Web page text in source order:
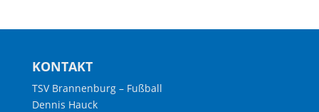
KONTAKT
TSV Brannenburg – Fußball
Dennis Hauck